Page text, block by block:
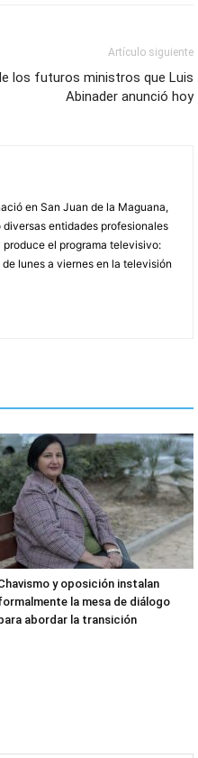
Artículo siguiente
los futuros ministros que Luis
Abinader anunció hoy
en San Juan de la Maguana,
entidades profesionales
el programa televisivo:
lunes a viernes en la televisión
y oposición instalan
la mesa de diálogo
abordar la transición